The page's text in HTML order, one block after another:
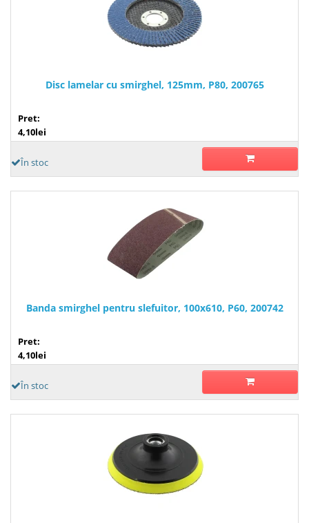
Disc lamelar cu smirghel, 125mm, P80, 200765
Pret:
4,10lei
În stoc
Banda smirghel pentru slefuitor, 100x610, P60, 200742
Pret:
4,10lei
În stoc